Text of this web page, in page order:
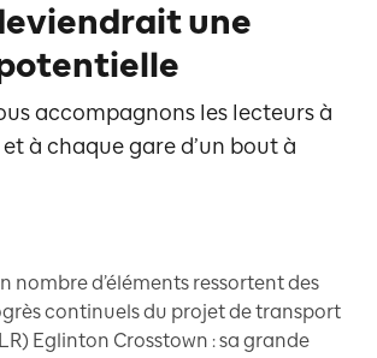
une
accompagnons les lecteurs à
à chaque gare d’un bout à
nombre d’éléments ressortent des
continuels du projet de transport
Eglinton Crosstown : sa grande